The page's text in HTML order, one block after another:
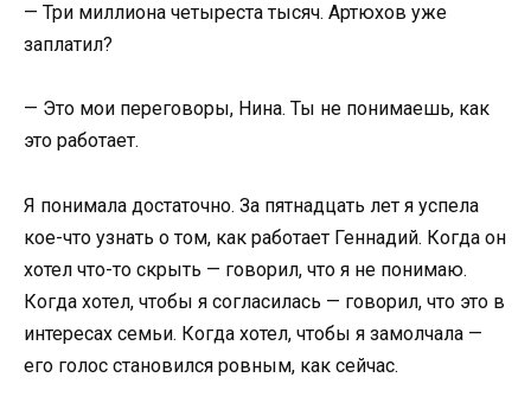
— Три миллиона четыреста тысяч. Артюхов уже
заплатил?
— Это мои переговоры, Нина. Ты не понимаешь, как
это работает.
Я понимала достаточно. За пятнадцать лет я успела
кое-что узнать о том, как работает Геннадий. Когда он
хотел что-то скрыть — говорил, что я не понимаю.
Когда хотел, чтобы я согласилась — говорил, что это в
интересах семьи. Когда хотел, чтобы я замолчала —
его голос становился ровным, как сейчас.